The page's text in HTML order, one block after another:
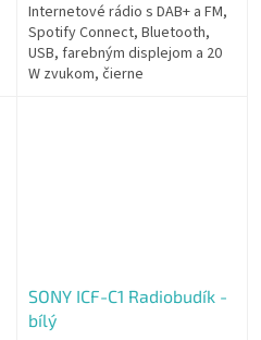
Internetové rádio s DAB+ a FM,
Spotify Connect, Bluetooth,
USB, farebným displejom a 20
W zvukom, čierne
SONY ICF-C1 Radiobudík -
bílý